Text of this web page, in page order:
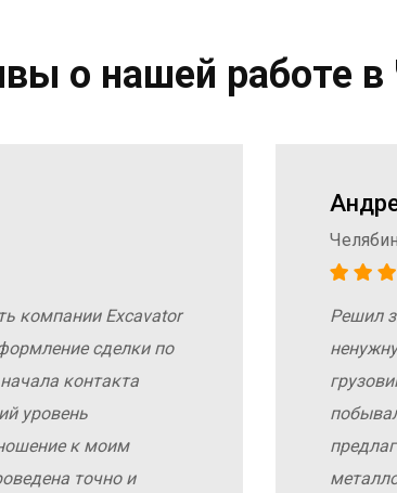
о нашей работе в
компании Excavator
сделки по
контакта
уровень
к моим
точно и
Решил